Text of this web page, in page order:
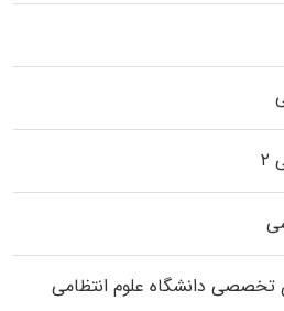
تخصصی داﻧﺸﮕﺎه ﻋﻠﻮم انتظامی